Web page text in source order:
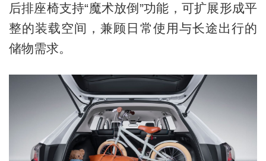
后排座椅支持“魔术放倒”功能，可扩展形成平
整的装载空间，兼顾日常使用与长途出行的
储物需求。